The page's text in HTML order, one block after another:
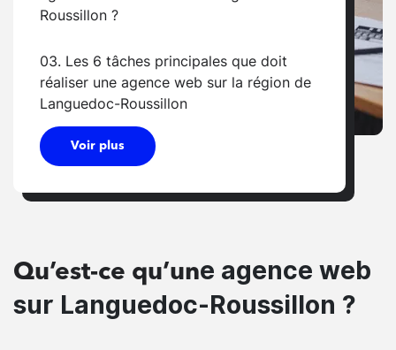
Roussillon ?
03. Les 6 tâches principales que doit
réaliser une agence web sur la région de
Languedoc-Roussillon
Voir plus
Qu’est-ce qu’une agence web
sur Languedoc-Roussillon ?